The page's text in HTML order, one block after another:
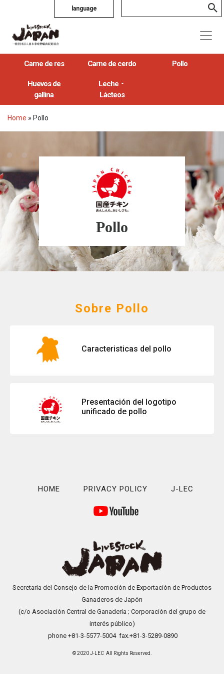
language
Carne de res Carne de cerdo Pollo
Huevos de
gallina
Leche・
Lácteos
Home » Pollo
Pollo
Sobre Pollo
Caracteristicas del pollo
Presentación del logotipo
unificado de pollo
HOME PRIVACY POLICY J-LEC
Secretaría del Consejo de la Promoción de Exportación de Productos
Ganaderos de Japón
(c/o Asociación Central de Ganadería ; Corporación del grupo de
interés público)
phone +81-3-5577-5004 fax.+81-3-5289-0890
© 2020 J-LEC All Rights Reserved.